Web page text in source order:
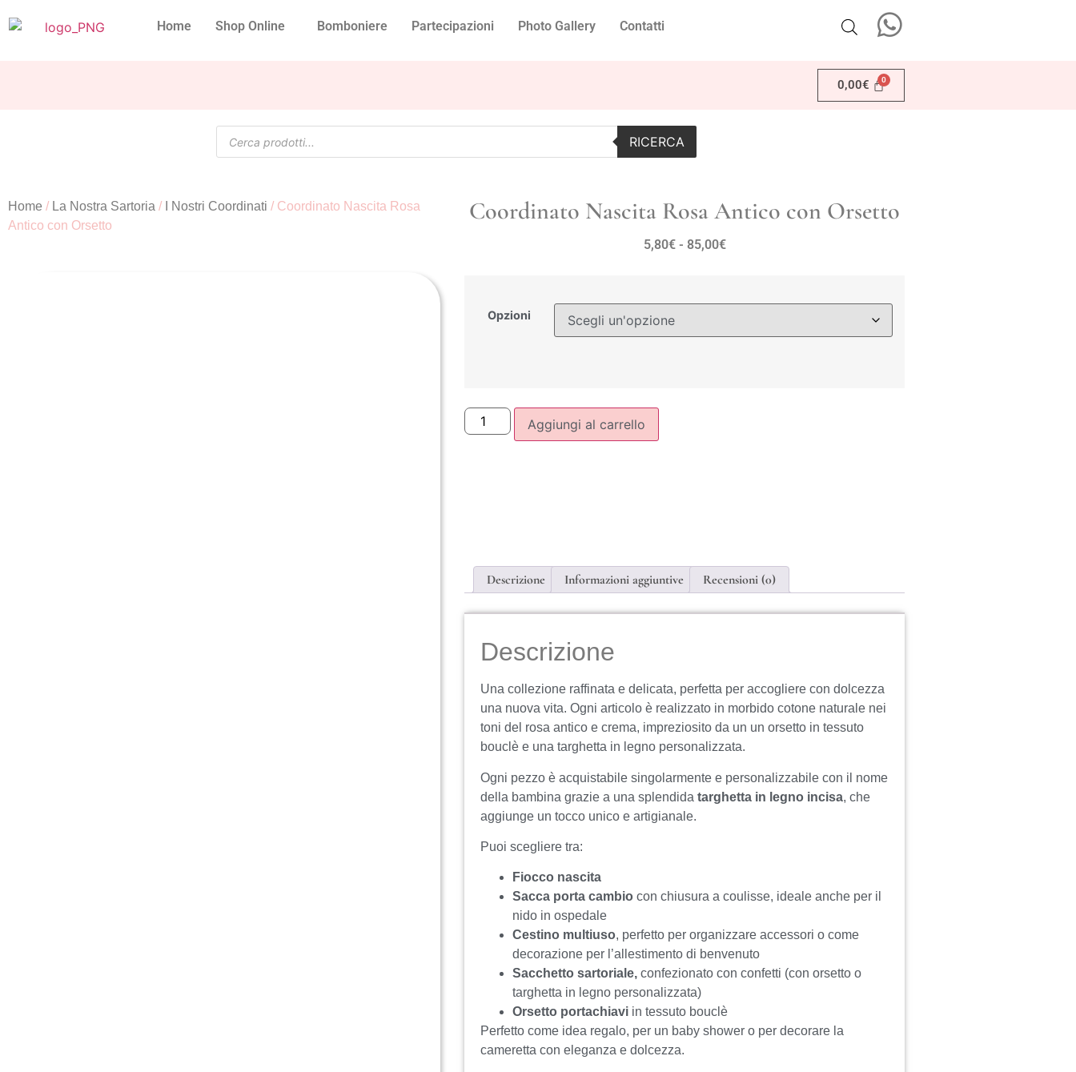
Home Shop Online Bomboniere Partecipazioni Photo Gallery Contatti
0,00€
RICERCA
Home / La Nostra Sartoria / I Nostri Coordinati / Coordinato Nascita Rosa
Antico con Orsetto
Coordinato Nascita Rosa Antico con Orsetto
5,80€ - 85,00€
Opzioni
Aggiungi al carrello
Descrizione Informazioni aggiuntive Recensioni (0)
Descrizione
Una collezione raffinata e delicata, perfetta per accogliere con dolcezza
una nuova vita. Ogni articolo è realizzato in morbido cotone naturale nei
toni del rosa antico e crema, impreziosito da un un orsetto in tessuto
bouclè e una targhetta in legno personalizzata.
Ogni pezzo è acquistabile singolarmente e personalizzabile con il nome
della bambina grazie a una splendida targhetta in legno incisa, che
aggiunge un tocco unico e artigianale.
Puoi scegliere tra:
Fiocco nascita
Sacca porta cambio con chiusura a coulisse, ideale anche per il
nido in ospedale
Cestino multiuso, perfetto per organizzare accessori o come
decorazione per l’allestimento di benvenuto
Sacchetto sartoriale, confezionato con confetti (con orsetto o
targhetta in legno personalizzata)
Orsetto portachiavi in tessuto bouclè
Perfetto come idea regalo, per un baby shower o per decorare la
cameretta con eleganza e dolcezza.